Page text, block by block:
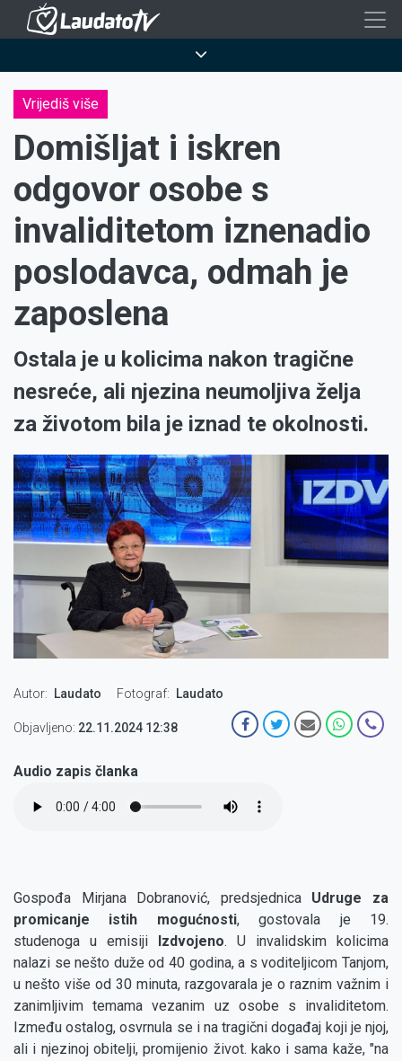
Skoči
sadržaj
Vrijediš više
Domišljat i iskren
odgovor osobe s
invaliditetom iznenadio
poslodavca, odmah je
zaposlena
Ostala je u kolicima nakon tragične
nesreće, ali njezina neumoljiva želja
za životom bila je iznad te okolnosti.
Autor Laudato Fotograf Laudato
Objavljeno: 22.11.2024 12:38
Audio zapis članka
file
Gospođa Mirjana Dobranović, predsjednica Udruge za
promicanje istih mogućnosti, gostovala je 19.
studenoga u emisiji
Izdvojeno. U invalidskim kolicima
nalazi se nešto duže od 40 godina, a s voditeljicom Tanjom,
u nešto više od 30 minuta, razgovarala je o raznim važnim i
zanimljivim temama vezanim uz osobe s invaliditetom.
Između ostalog, osvrnula se i na tragični događaj koji je njoj,
ali i njezinoj obitelji, promijenio život. kako i sama kaže, "na